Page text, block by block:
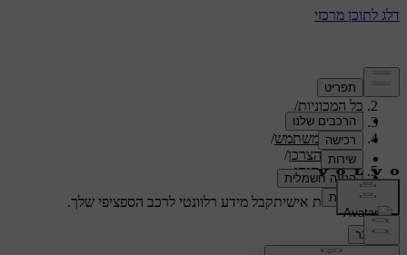
תמיכה/
כל המכוניות/
ES90 2026
/
מדריך למשתמש/
מידע הצרכן/
אחריות הנהג
תמיכה מותאמת אישיתקבל מידע רלוונטי לרכב הספציפי שלך.
התחבר